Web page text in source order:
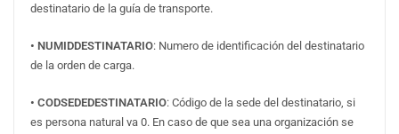
destinatario de la guía de transporte.
• NUMIDDESTINATARIO: Numero de identificación del destinatario
de la orden de carga.
• CODSEDEDESTINATARIO: Código de la sede del destinatario, si
es persona natural va 0. En caso de que sea una organización se